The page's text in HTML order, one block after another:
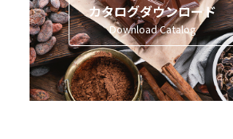
カタログダウンロード
Download Catalog